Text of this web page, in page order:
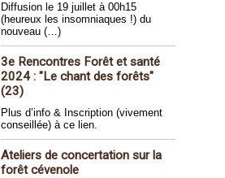
Diffusion le 19 juillet à 00h15
(heureux les insomniaques !) du
nouveau (…)
3e Rencontres Forêt et santé
2024 : "Le chant des forêts"
(23)
Plus d’info & Inscription (vivement
conseillée) à ce lien.
Ateliers de concertation sur la
forêt cévenole